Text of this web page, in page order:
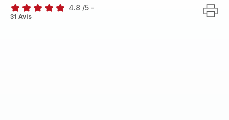
ratings.4.8
4.8 /5 -
31 Avis